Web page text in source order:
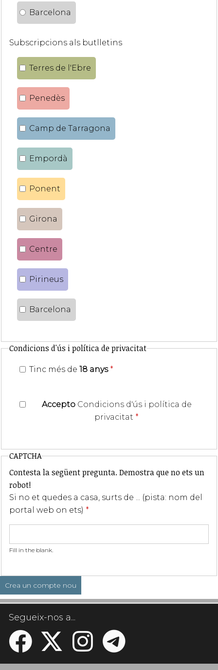
Barcelona
Subscripcions als butlletins
Terres de l'Ebre
Penedès
Camp de Tarragona
Empordà
Ponent
Girona
Centre
Pirineus
Barcelona
Condicions d'ús i política de privacitat
Tinc més de 18 anys *
Accepto Condicions d'ús i política de
privacitat *
CAPTCHA
Contesta la següent pregunta. Demostra que no ets un
robot!
Si no et quedes a casa, surts de ... (pista: nom del
portal web on ets) *
Fill in the blank.
Segueix-nos a...